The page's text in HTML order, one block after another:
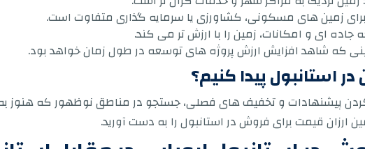
زمین های مسکونی، کشاورزی یا سرمایه گذاری متفاوت است.
ای و امکانات، زمین را با ارزش تر می کند.
که شاهد افزایش ارزش پروژه های توسعه در طول زمان خواهد بود.
استانبول پیدا کنیم؟
کردن پیشنهادات و تخفیف های فصلی، جستجو در مناطق نوظهور که هنوز
ارزان قیمت برای فروش در استانبول را به دست آورید.